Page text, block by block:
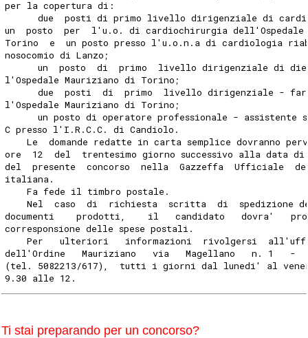
per la copertura di:
due  posti di primo livello dirigenziale di
un  posto  per  l'u.o. di cardiochirurgia dell'Ospedale
Torino  e  un posto presso l'u.o.n.a di cardiologia
nosocomio di Lanzo;
un  posto  di  primo  livello dirigenziale di
l'Ospedale Mauriziano di Torino;
due  posti  di  primo  livello dirigenziale -
l'Ospedale Mauriziano di Torino;
un posto di operatore professionale - assistente
C presso l'I.R.C.C. di Candiolo.
Le  domande redatte in carta semplice dovranno
ore  12  del  trentesimo giorno successivo alla data di
del  presente  concorso  nella  Gazzeffa  Ufficiale
italiana.
    Fa fede il timbro postale.
Nel  caso  di  richiesta  scritta  di  spedizione
documenti    prodotti,    il   candidato   dovra'
corresponsione delle spese postali.
Per   ulteriori   informazioni  rivolgersi
dell'Ordine   Mauriziano   via   Magellano   n. 1   -
(tel. 5082213/617),  tutti i giorni dal lunedi' al
9.30 alle 12.
Ti stai preparando per un concorso?